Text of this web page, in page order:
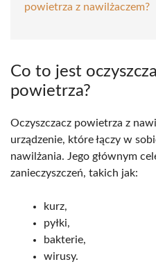
powietrza z nawilżaczem?
Co to jest
powietrza?
Oczyszczacz powietrza z
urządzenie, które łączy w
nawilżania. Jego głównym
zanieczyszczeń, takich jak:
kurz,
pyłki,
bakterie,
wirusy.